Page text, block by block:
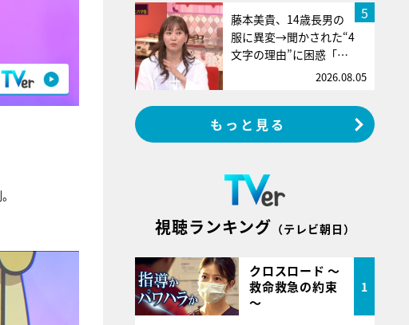
5
藤本美貴、14歳長男の
服に異変→聞かされた“4
文字の理由”に困惑「…
2026.08.05
もっと見る
視聴ランキング （テレビ朝日）
クロスロード ～
救命救急の約束
～
1